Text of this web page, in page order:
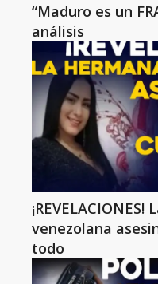
“Maduro es un
análisis
venezolana
todo